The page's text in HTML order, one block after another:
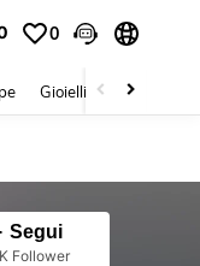
0
Gioielli E Accessori
Segui
Follower